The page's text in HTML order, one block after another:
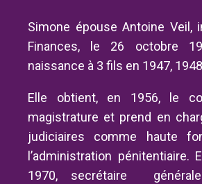
Simone épouse Antoine Veil,
Finances, le 26 octobre
naissance à 3 fils en 1947,
Elle obtient, en 1956, le
magistrature et prend en
judiciaires comme haute
l’administration pénitentiaire.
1970, secrétaire